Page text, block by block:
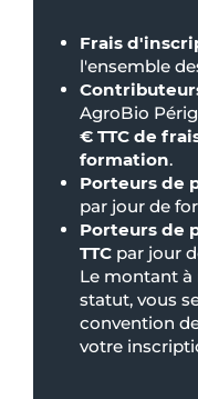
Frais
l'ensemble
AgroBio
€ TTC de
formation.
Porteurs de
par jour de
Porteurs de
TTC par jour
Le montant à
statut, vous
convention
votre